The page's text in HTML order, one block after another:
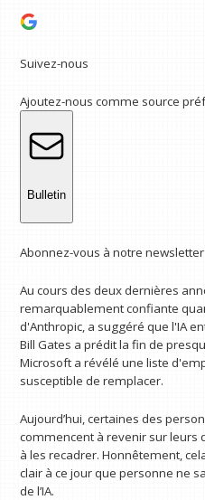
Suivez-nous
Ajoutez-nous comme source
Bulletin
Abonnez-vous à notre newsletter
Au cours des deux dernières
remarquablement confiante
d'Anthropic, a suggéré que l'IA
Bill Gates a prédit la fin de
Microsoft a révélé une liste
susceptible de remplacer.
Aujourd’hui, certaines des
commencent à revenir sur leurs
à les recadrer. Honnêtement,
clair à ce jour que personne ne
de l’IA.